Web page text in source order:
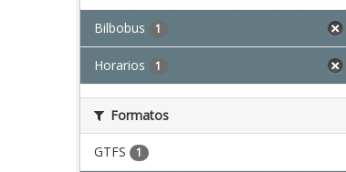
Bilbobus 1
Horarios 1
Formatos
GTFS 1